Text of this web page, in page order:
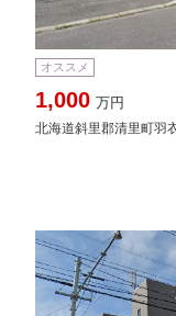
オススメ
1,000 万円
北海道斜里郡清里町羽